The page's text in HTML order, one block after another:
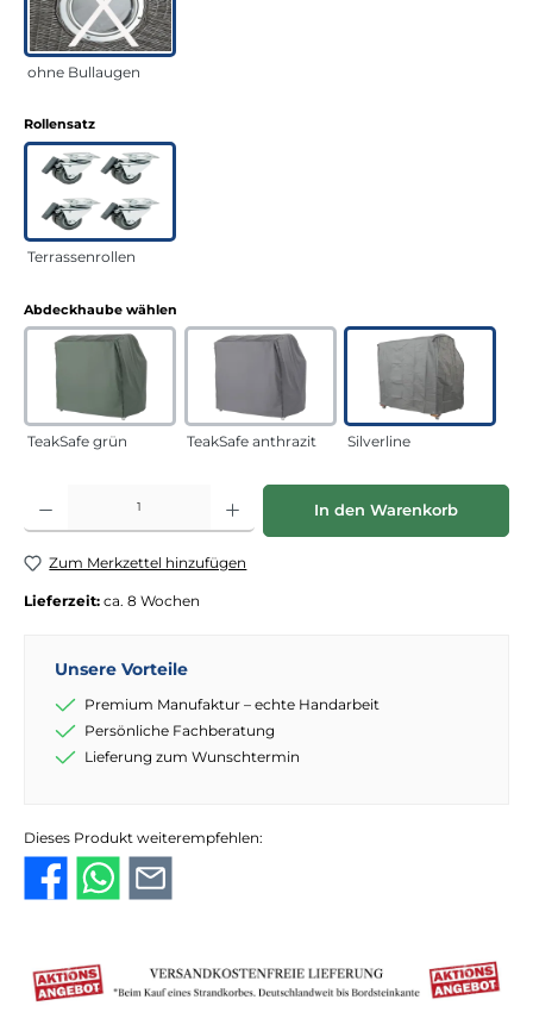
ohne Bullaugen
Rollensatzauswählen
Terrassenrollen
Abdeckhaube wählen
TeakSafe grün TeakSafe anthrazit Silverline
Produkt Anzahl: Gib den gewünschten Wert ein oder benutze die
In den Warenkorb
Zum Merkzettel hinzufügen
Lieferzeit: ca. 8 Wochen
Unsere Vorteile
Premium Manufaktur – echte Handarbeit
Persönliche Fachberatung
Lieferung zum Wunschtermin
Dieses Produkt weiterempfehlen: